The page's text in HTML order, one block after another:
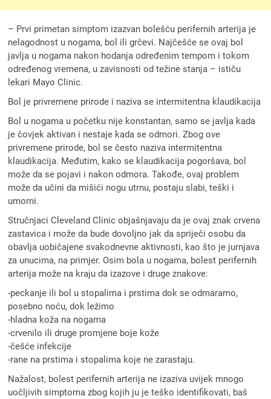
– Prvi primetan simptom izazvan bolešću perifernih arterija je
nelagodnost u nogama, bol ili grčevi. Najčešće se ovaj bol
javlja u nogama nakon hodanja određenim tempom i tokom
određenog vremena, u zavisnosti od težine stanja – ističu
lekari Mayo Clinic.
Bol je privremene prirode i naziva se intermitentna klaudikacija
Bol u nogama u početku nije konstantan, samo se javlja kada
je čovjek aktivan i nestaje kada se odmori. Zbog ove
privremene prirode, bol se često naziva intermitentna
klaudikacija. Međutim, kako se klaudikacija pogoršava, bol
može da se pojavi i nakon odmora. Takođe, ovaj problem
može da učini da mišići nogu utrnu, postaju slabi, teški i
umorni.
Stručnjaci Cleveland Clinic objašnjavaju da je ovaj znak crvena
zastavica i može da bude dovoljno jak da spriječi osobu da
obavlja uobičajene svakodnevne aktivnosti, kao što je jurnjava
za unucima, na primjer. Osim bola u nogama, bolest perifernih
arterija može na kraju da izazove i druge znakove:
-peckanje ili bol u stopalima i prstima dok se odmaramo,
posebno noću, dok ležimo
-hladna koža na nogama
-crvenilo ili druge promjene boje kože
-češće infekcije
-rane na prstima i stopalima koje ne zarastaju.
Nažalost, bolest perifernih arterija ne izaziva uvijek mnogo
uočljivih simptoma zbog kojih ju je teško identifikovati, baš